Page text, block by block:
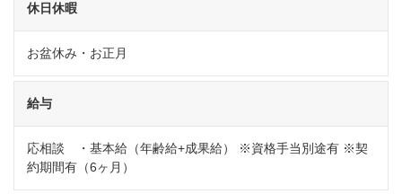
休日休暇
お盆休み・お正月
給与
応相談 ・基本給（年齢給+成果給） ※資格手当別途有 ※契
約期間有（6ヶ月）